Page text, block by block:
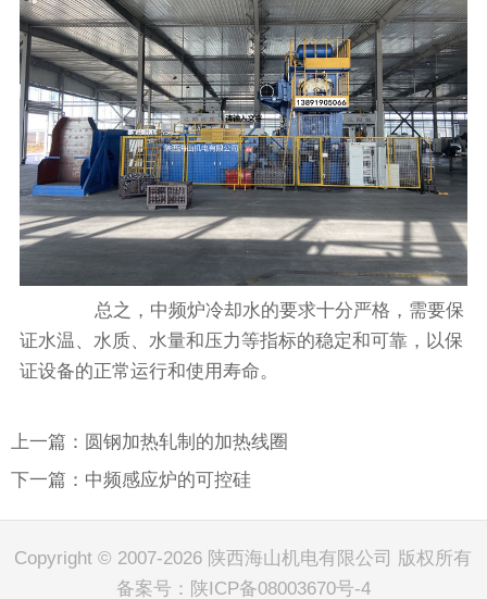
总之，中频炉‍冷却水的要求十分严格，需要保
证水温、水质、水量和压力等指标的稳定和可靠，以保
证设备的正常运行和使用寿命。
上一篇：圆钢加热轧制的加热线圈
下一篇：中频感应炉的可控硅
Copyright © 2007-2026 陕西海山机电有限公司 版权所有
备案号： 陕ICP备08003670号-4